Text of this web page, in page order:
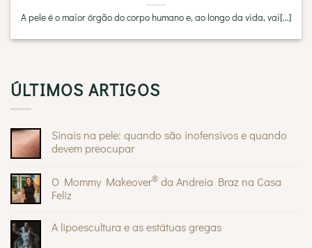
A pele é o maior órgão do corpo humano e, ao longo da vida, vai[...]
ÚLTIMOS ARTIGOS
Sinais na pele: quando são inofensivos e quando
devem preocupar
em
Sinais
na
são
inofensivos
O Mommy Makeover® da Andreia Braz na Casa
Feliz
em
A lipoescultura e as estátuas gregas